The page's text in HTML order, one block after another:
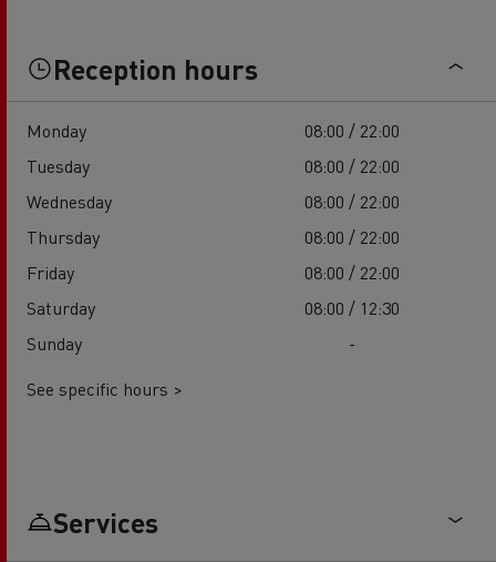
Reception hours
Monday
08:00 / 22:00
Tuesday
08:00 / 22:00
Wednesday
08:00 / 22:00
Thursday
08:00 / 22:00
Friday
08:00 / 22:00
Saturday
08:00 / 12:30
Sunday
-
See specific hours >
Services